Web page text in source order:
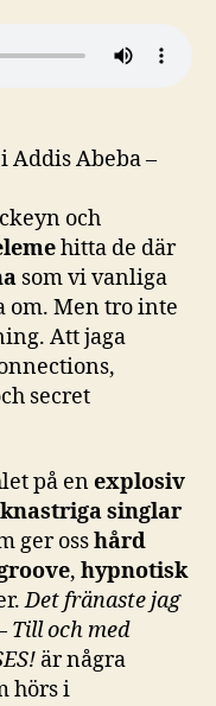
Addis Abeba –
och
hitta de där
som vi vanliga
om. Men tro inte
Att jaga
secret
på enexplosiv
knastriga singlar
ger osshård
, hypnotisk
Det fränaste jag
Till och med
är några
hörs i